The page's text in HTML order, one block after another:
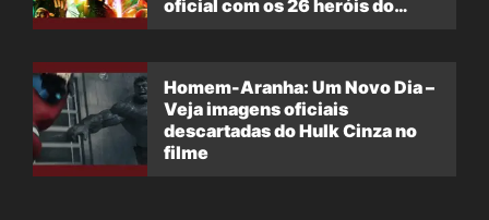
oficial com os 26 heróis do
Homem-Aranha: Um Novo Dia –
Veja imagens oficiais
descartadas do Hulk Cinza no
filme